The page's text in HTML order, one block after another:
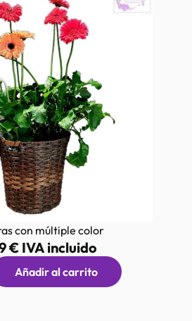
con múltiple color
€ IVA incluido
Añadir al carrito